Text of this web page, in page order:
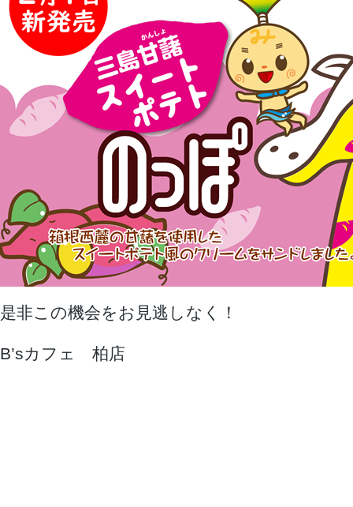
是非この機会をお見逃しなく！
B’sカフェ 柏店